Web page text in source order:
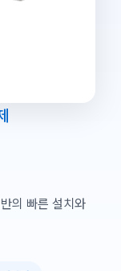
의 빠른 설치와